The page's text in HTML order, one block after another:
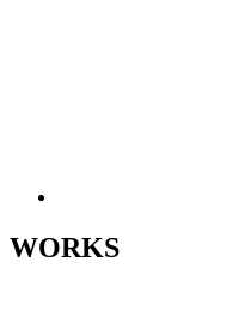
WORKS